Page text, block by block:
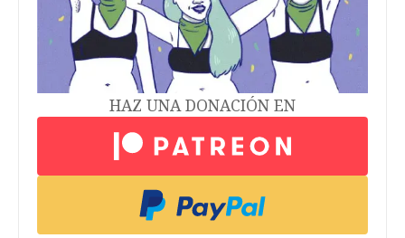
HAZ UNA DONACIÓN EN